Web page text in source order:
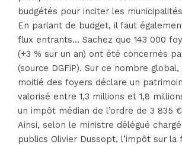
budgétés pour inciter les
En parlant de budget, il faut
flux entrants… Sachez que 143 000
(+3 % sur un an) ont été concernés
(source DGFiP). Sur ce nombre
moitié des foyers déclare un
valorisé entre 1,3 millions et 1,8
un impôt médian de l’ordre de 3 835
Ainsi, selon le ministre délégué
publics Olivier Dussopt, l’impôt sur la